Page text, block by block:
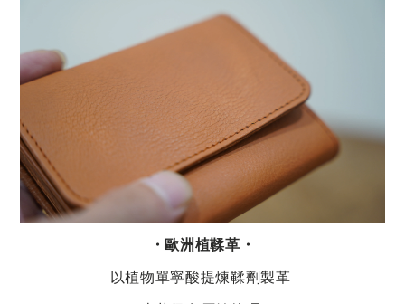
・歐洲植鞣革・
以植物單寧酸提煉鞣劑製革